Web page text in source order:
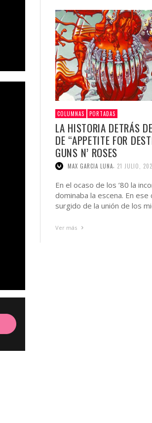
COLUMNAS PORTADAS
LA HISTORIA DETRÁS
DE “APPETITE FOR
GUNS N’ ROSES
MAX GARCIA LUNA, 21 JULIO,
En el ocaso de los ’80 la
dominaba la escena. En
surgido de la unión de los
Ver más